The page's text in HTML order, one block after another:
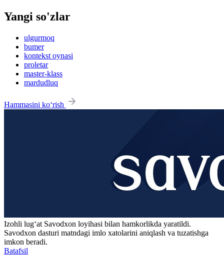
Yangi so'zlar
ulgurmoq
bumer
kontekst oynasi
proletar
master-klass
mardudluq
Hammasini ko‘rish
Izohli lugʻat Savodxon loyihasi bilan hamkorlikda yaratildi.
Savodxon dasturi matndagi imlo xatolarini aniqlash va tuzatishga
imkon beradi.
Batafsil